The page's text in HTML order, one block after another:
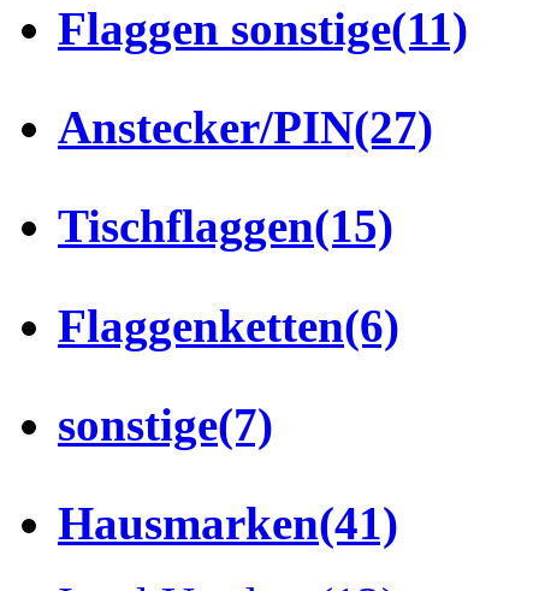
Flaggen sonstige(11)
Anstecker/PIN(27)
Tischflaggen(15)
Flaggenketten(6)
sonstige(7)
Hausmarken(41)